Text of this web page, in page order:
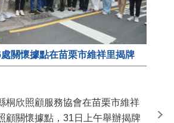
關懷據點在苗栗市維祥里揭牌
桐欣照顧服務協會在苗栗市維祥
顧關懷據點，31日上午舉辦揭牌
苗